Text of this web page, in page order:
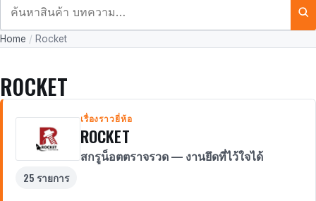
และ
Home / Rocket
ROCKET
เรื่องราวยี่ห้อ
ROCKET
สกรูน็อตตราจรวด — งานยึดที่ไว้ใจได้
25 รายการ